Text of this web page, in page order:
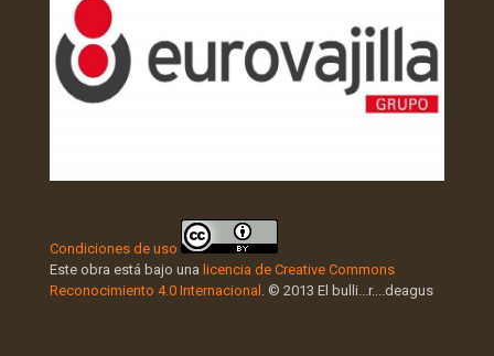
Condiciones de uso
Este obra está bajo una licencia de Creative Commons
Reconocimiento 4.0 Internacional
. © 2013 El bulli...r....deagus